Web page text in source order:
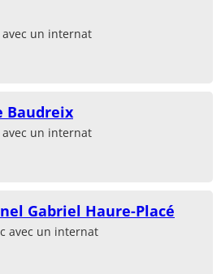
avec un internat
Baudreix
avec un internat
Gabriel Haure-Placé
avec un internat